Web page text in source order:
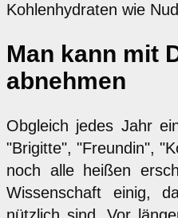
Kohlenhydraten wie
Man kann mit
abnehmen
Obgleich jedes Jahr
"Brigitte", "Freundin",
noch alle heißen
Wissenschaft einig,